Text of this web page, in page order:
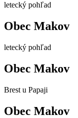
letecký pohľad
Obec Makov
letecký pohľad
Obec Makov
Brest u Papaji
Obec Makov